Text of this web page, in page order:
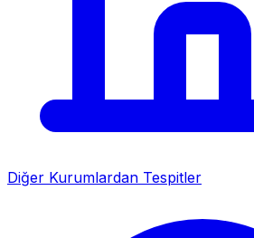
Diğer Kurumlardan Tespitler